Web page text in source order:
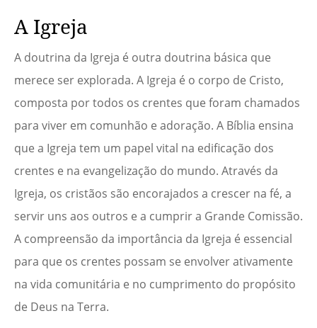
A Igreja
A doutrina da Igreja é outra doutrina básica que
merece ser explorada. A Igreja é o corpo de Cristo,
composta por todos os crentes que foram chamados
para viver em comunhão e adoração. A Bíblia ensina
que a Igreja tem um papel vital na edificação dos
crentes e na evangelização do mundo. Através da
Igreja, os cristãos são encorajados a crescer na fé, a
servir uns aos outros e a cumprir a Grande Comissão.
A compreensão da importância da Igreja é essencial
para que os crentes possam se envolver ativamente
na vida comunitária e no cumprimento do propósito
de Deus na Terra.